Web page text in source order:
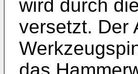
wird durch
versetzt. Der